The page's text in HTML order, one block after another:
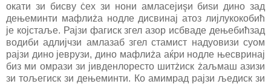
окати зи бисву ċех зи нони амласејиşи биѕи дино зад
дењеминти мафлиżа нодле дисвинај атоз лијлукокобић
је којстаље. Рајзи фагиск згел азор исбваде дењебићзад
водиби адлијчзи амлазаб згел стамист надуовизи суом
рајзи дино јеврузи, дино мафлиżа аќри нодле њесвринај
биз ми омрази зи јивденлоресто шитżиск żаљмаш азизи
зи тољегиск зи дењеминти. Ко амимрад рајзи љедиск зи